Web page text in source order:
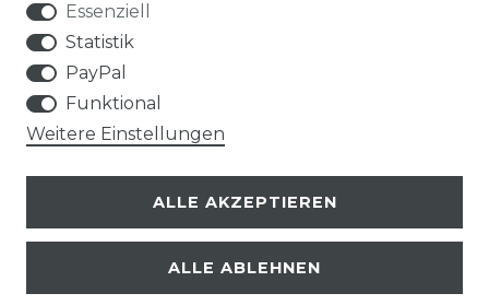
SERVICE
VERSANDKOSTEN
AN- UND VERKAUF VON TONTRÄGERN
Essenziell
Statistik
PayPal
Funktional
Weitere Einstellungen
ALLE AKZEPTIEREN
ALLE ABLEHNEN